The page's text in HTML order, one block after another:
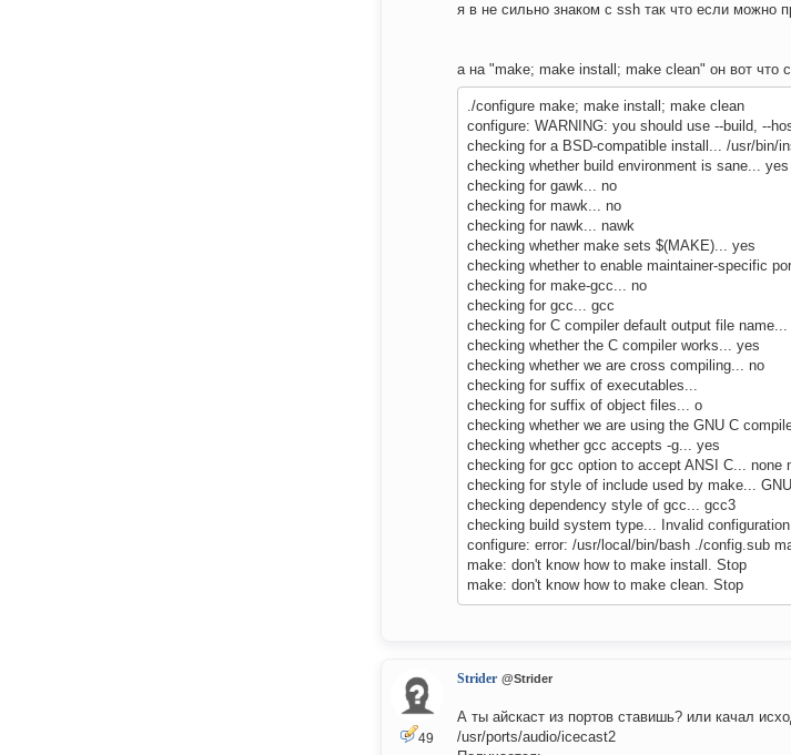
я в не сильно знаком с ssh так что если можно
а на "make; make install; make clean" он вот что
./configure make; make install; make clean
configure: WARNING: you should use --build, --
checking for a BSD-compatible install... /usr/bin/
checking whether build environment is sane... yes
checking for gawk... no
checking for mawk... no
checking for nawk... nawk
checking whether make sets $(MAKE)... yes
checking whether to enable maintainer-specific
checking for make-gcc... no
checking for gcc... gcc
checking for C compiler default output file name...
checking whether the C compiler works... yes
checking whether we are cross compiling... no
checking for suffix of executables...
checking for suffix of object files... o
checking whether we are using the GNU C
checking whether gcc accepts -g... yes
checking for gcc option to accept ANSI C... none
checking for style of include used by make... GNU
checking dependency style of gcc... gcc3
checking build system type... Invalid
configure: error: /usr/local/bin/bash ./config.sub
make: don't know how to make install. Stop
make: don't know how to make clean. Stop
49
Strider @Strider
А ты айскаст из портов ставишь? или качал
/usr/ports/audio/icecast2